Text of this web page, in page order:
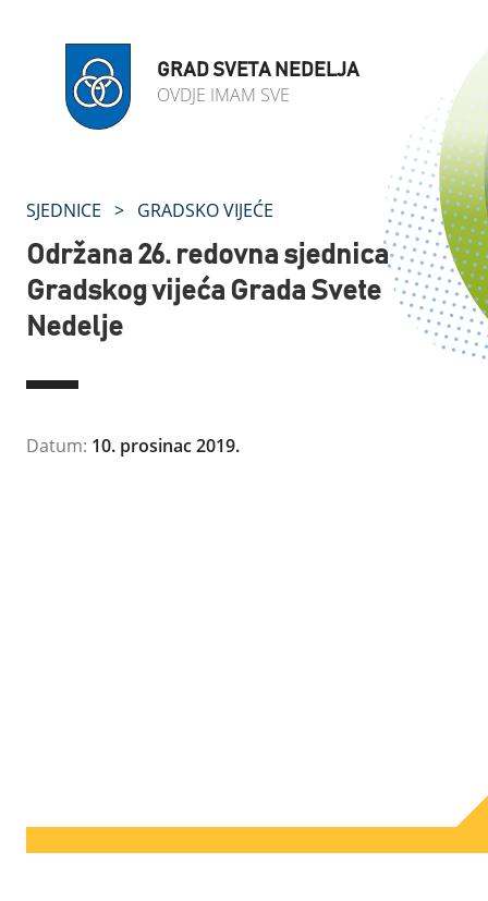
GRAD SVETA NEDELJA
OVDJE IMAM SVE
SJEDNICE > GRADSKO VIJEĆE
Održana 26. redovna sjednica
Gradskog vijeća Grada Svete
Nedelje
Datum: 10. prosinac 2019.